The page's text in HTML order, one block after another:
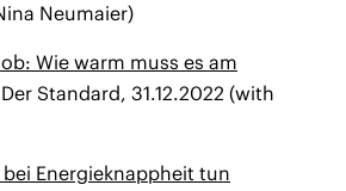
Neumaier)
Wie warm muss es am
Standard, 31.12.2022 (with
Energieknappheit tun